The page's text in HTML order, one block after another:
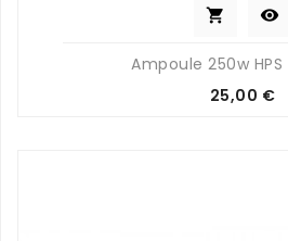
 
Ampoule 250w
Prix
25,00 €